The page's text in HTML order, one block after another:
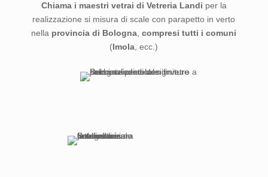
Chiama i maestri vetrai di Vetreria Landi per la
realizzazione si misura di scale con parapetto in verto
nella provincia di Bologna ,compresi tutti i comuni
(Imola , ecc.)